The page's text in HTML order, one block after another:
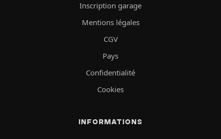
Inscription garage
Mentions légales
CGV
Pays
Confidentialité
Cookies
INFORMATIONS